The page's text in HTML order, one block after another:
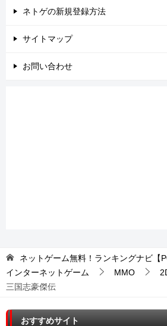
ネトゲの新規登録方法
サイトマップ
お問い合わせ
ネットゲーム無料！ランキングナビ【
インターネットゲーム
MMO
三国志豪傑伝
おすすめサイト